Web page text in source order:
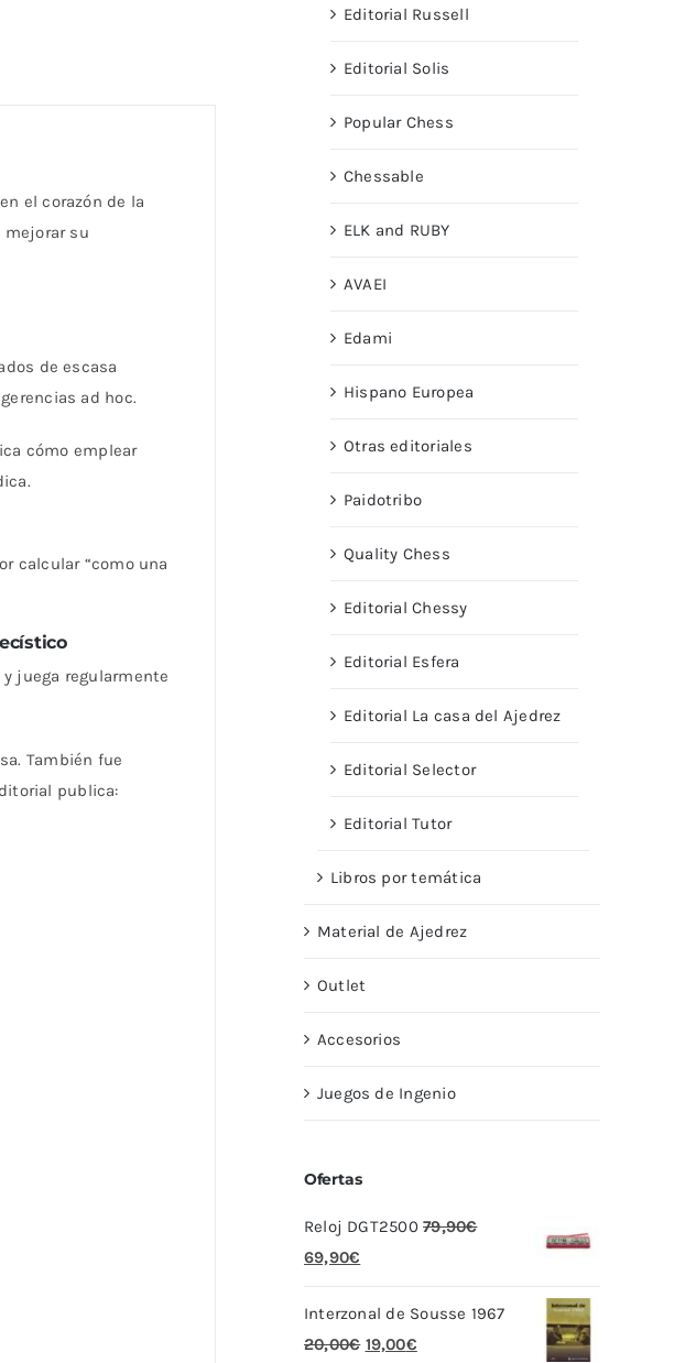
el corazón de la
mejorar su
de escasa
ad hoc.
cómo emplear
calcular “como una
juega regularmente
También fue
publica:
Editorial Russell
Editorial Solis
Popular Chess
Chessable
ELK and RUBY
AVAEI
Edami
Hispano Europea
Otras editoriales
Paidotribo
Quality Chess
Editorial Chessy
Editorial Esfera
Editorial La casa del Ajedrez
Editorial Selector
Editorial Tutor
Libros por temática
Material de Ajedrez
Outlet
Accesorios
Juegos de Ingenio
Ofertas
Reloj DGT2500 79,90€
El
original
era:
69,90€
actual
es:
Interzonal de Sousse 1967
20,00€ El
19,00€El